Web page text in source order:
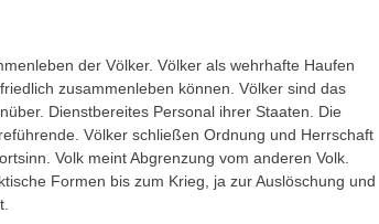
der Völker. Völker als wehrhafte Haufen
zusammenleben können. Völker sind das
Dienstbereites Personal ihrer Staaten. Die
Völker schließen Ordnung und Herrschaft
Volk meint Abgrenzung vom anderen Volk.
Formen bis zum Krieg, ja zur Auslöschung und